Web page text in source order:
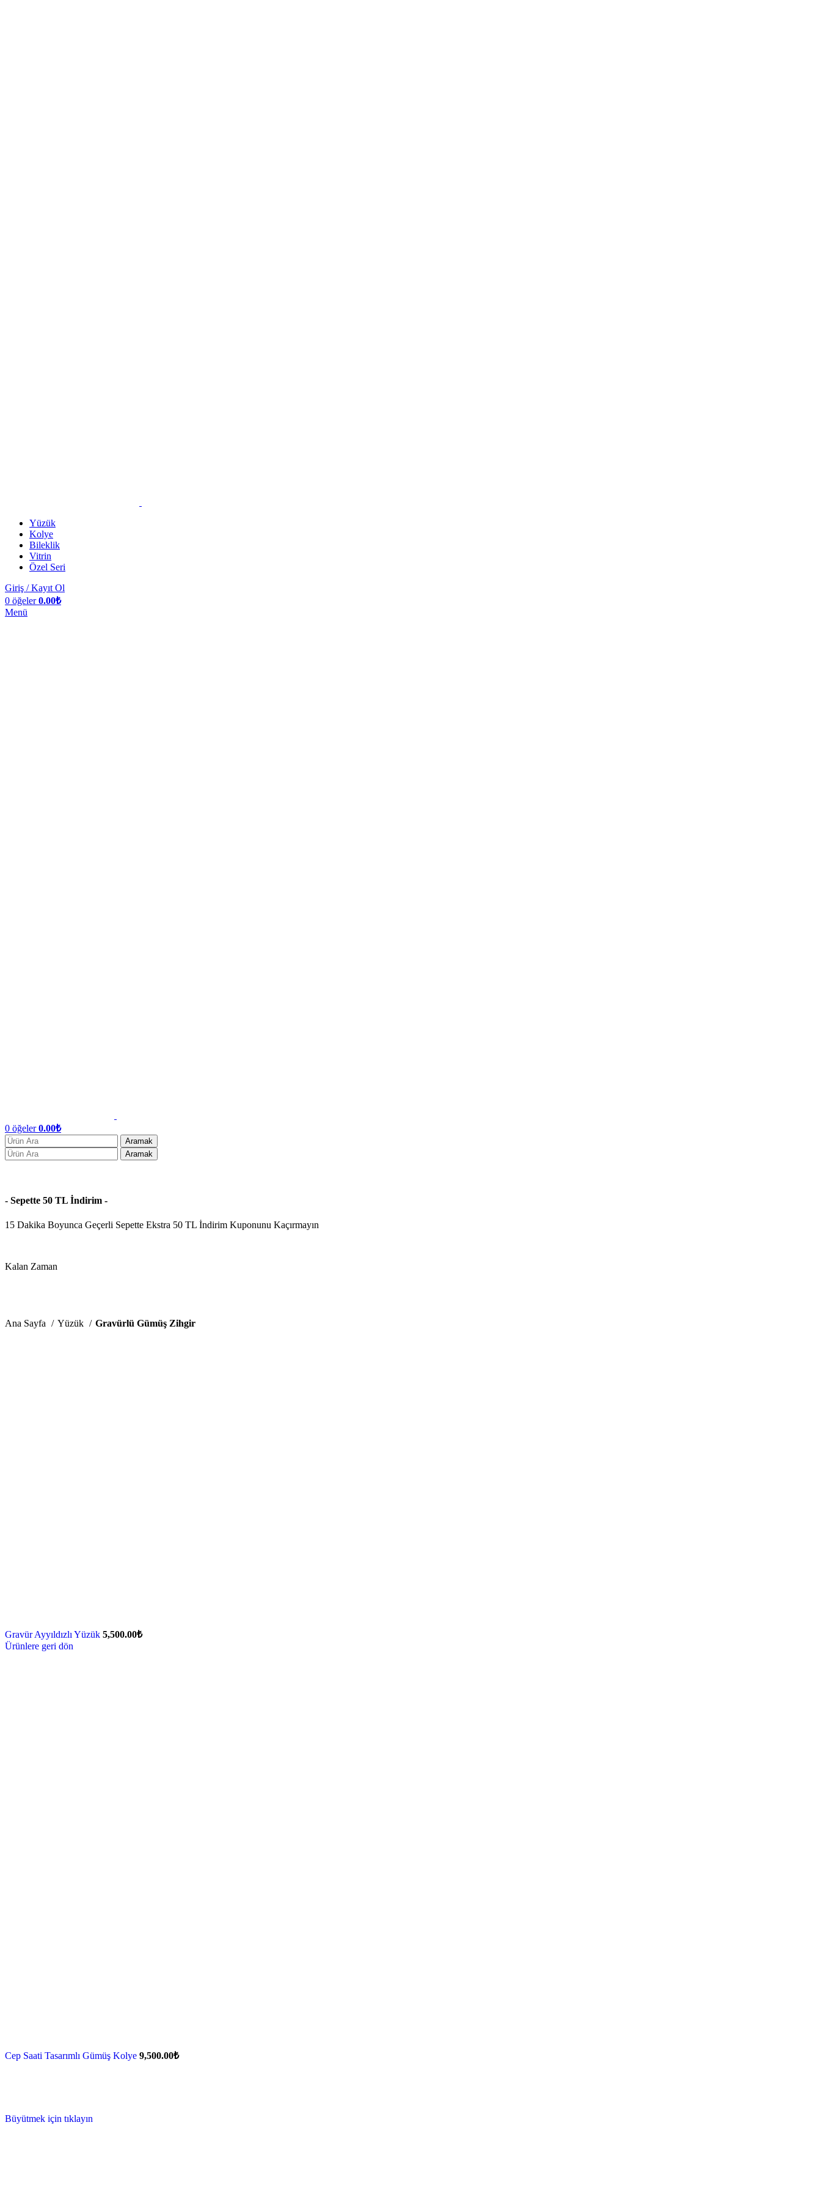
Yüzük
Kolye
Bileklik
Vitrin
Özel Seri
Giriş / Kayıt Ol
0 öğeler 0.00₺
Menü
0 öğeler 0.00₺
Aramak
Aramak
- Sepette 50 TL İndirim -
15 Dakika Boyunca Geçerli Sepette Ekstra 50 TL İndirim Kuponunu Kaçırmayın
Kalan Zaman
Ana Sayfa Yüzük Gravürlü Gümüş Zihgir
Gravür Ayyıldızlı Yüzük 5,500.00₺
Ürünlere geri dön
Cep Saati Tasarımlı Gümüş Kolye 9,500.00₺
Büyütmek için tıklayın